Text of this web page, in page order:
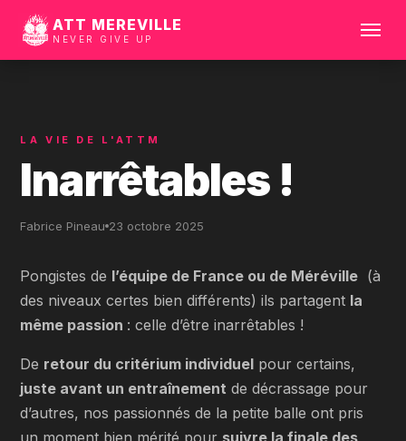
ATT MEREVILLE
NEVER GIVE UP
le
LA VIE DE L'ATTM
Inarrêtables !
Fabrice Pineau 23 octobre 2025
Pongistes de l’équipe de France ou de Méréville (à
des niveaux certes bien différents) ils partagent la
même passion : celle d’être inarrêtables !
De retour du critérium individuel pour certains,
juste avant un entraînement de décrassage pour
d’autres, nos passionnés de la petite balle ont pris
un moment bien mérité pour suivre la finale des